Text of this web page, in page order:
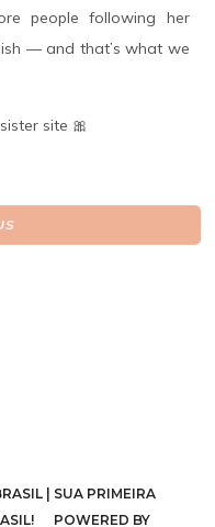
people following her
— and that’s what we
site 🎀
| SUA PRIMEIRA
POWERED BY